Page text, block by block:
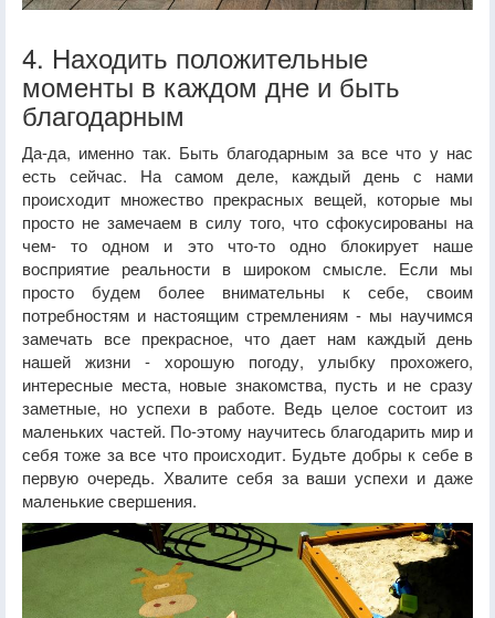
4. Находить положительные
моменты в каждом дне и быть
благодарным
Да-да, именно так. Быть благодарным за все что у нас
есть сейчас. На самом деле, каждый день с нами
происходит множество прекрасных вещей, которые мы
просто не замечаем в силу того, что сфокусированы на
чем- то одном и это что-то одно блокирует наше
восприятие реальности в широком смысле. Если мы
просто будем более внимательны к себе, своим
потребностям и настоящим стремлениям - мы научимся
замечать все прекрасное, что дает нам каждый день
нашей жизни - хорошую погоду, улыбку прохожего,
интересные места, новые знакомства, пусть и не сразу
заметные, но успехи в работе. Ведь целое состоит из
маленьких частей. По-этому научитесь благодарить мир и
себя тоже за все что происходит. Будьте добры к себе в
первую очередь. Хвалите себя за ваши успехи и даже
маленькие свершения.